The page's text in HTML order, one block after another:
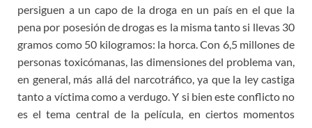
persiguen a un capo de la droga en un país en el que la
pena por posesión de drogas es la misma tanto si llevas 30
gramos como 50 kilogramos: la horca. Con 6,5 millones de
personas toxicómanas, las dimensiones del problema van,
en general, más allá del narcotráfico, ya que la ley castiga
tanto a víctima como a verdugo. Y si bien este conflicto no
es el tema central de la película, en ciertos momentos